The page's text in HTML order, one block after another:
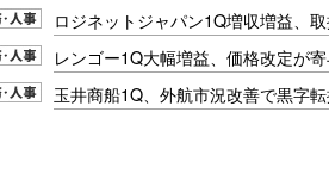
ロジネットジャパン1Q増収増益、
レンゴー1Q大幅増益、価格改定が
玉井商船1Q、外航市況改善で黒字